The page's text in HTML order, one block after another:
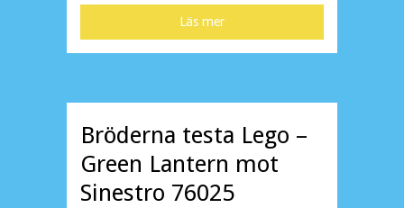
Läs mer
Bröderna testa Lego –
Green Lantern mot
Sinestro 76025